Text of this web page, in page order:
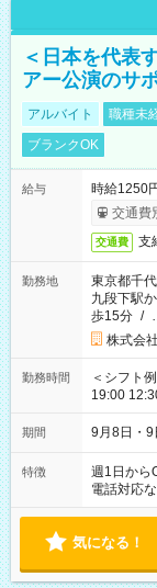
＜日本を代表
アー公演のサ
アルバイト 職種未
ブランクOK
給与
時給1250
交通費
交通費 支
勤務地
東京都千
九段下駅
歩15分 /
株式会
勤務時間
＜シフト
19:00 12:30～22:00 上記の時間
時間は変
期間 9月8日・9
特徴 週1日から
電話対応
気になる！